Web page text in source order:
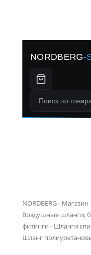
NORDBERG-
Поиск по
×
NORDBERG- Магазин
Воздушные шланги,
фитинги - Шланги
Шланг